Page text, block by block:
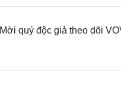
Mời quý độc giả theo dõi